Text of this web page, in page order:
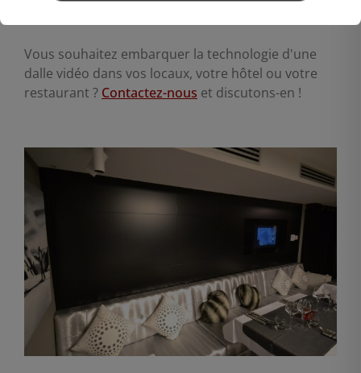
Vous souhaitez embarquer la technologie d'une
dalle vidéo dans vos locaux, votre hôtel ou votre
restaurant ? Contactez-nous et discutons-en !